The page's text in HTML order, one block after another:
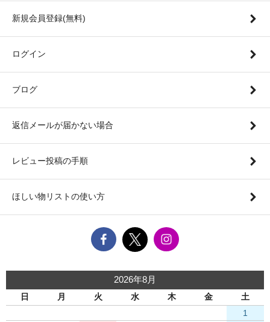
新規会員登録(無料)
ログイン
ブログ
返信メールが届かない場合
レビュー投稿の手順
ほしい物リストの使い方
2026年8月
日 月 火 水 木 金
土
1